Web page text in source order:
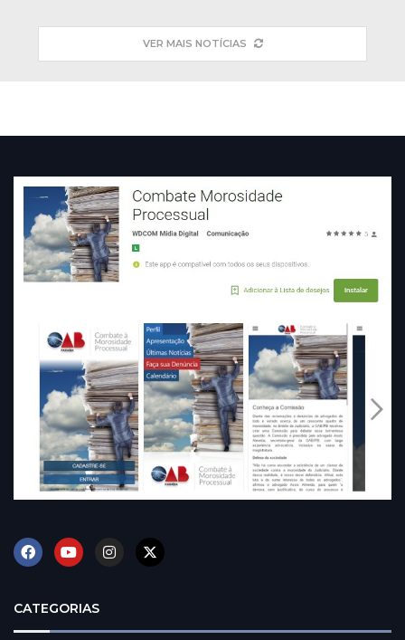
VER MAIS NOTÍCIAS
CATEGORIAS